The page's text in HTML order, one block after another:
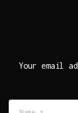
Your email